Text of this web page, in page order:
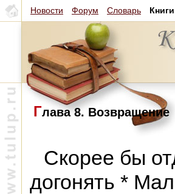
Новости Форум Словарь Книги
Глава 8. Возвращение
Скорее бы
догонять *